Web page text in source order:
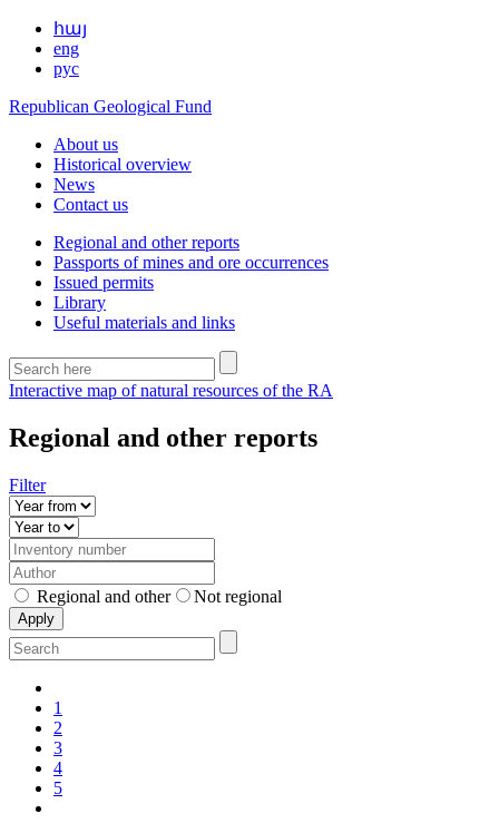
հայ
eng
рус
Republican Geological Fund
About us
Historical overview
News
Contact us
Regional and other reports
Passports of mines and ore occurrences
Issued permits
Library
Useful materials and links
Interactive map of natural resources of the RA
Regional and other reports
Filter
Regional and other Not regional
1
2
3
4
5